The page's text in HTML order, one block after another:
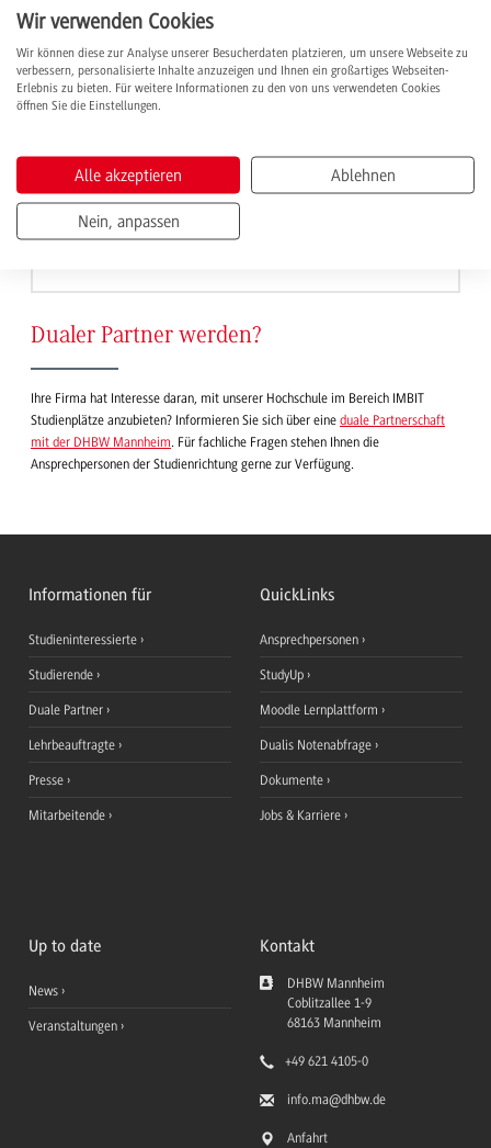
Carl Zeiss AG Oberkochen
cbs Corporate Business Solutions
COSMO CONSULT SI GmbH Mannheim
Dualer Partner werden?
Ihre Firma hat Interesse daran, mit unserer Hochschule im Bereich IMBIT
Studienplätze anzubieten? Informieren Sie sich über eine duale Partnerschaft
mit der DHBW Mannheim. Für fachliche Fragen stehen Ihnen die
Ansprechpersonen der Studienrichtung gerne zur Verfügung.
Informationen für
Studieninteressierte
Studierende
Duale Partner
Lehrbeauftragte
Presse
Mitarbeitende
QuickLinks
Ansprechpersonen
StudyUp
Moodle Lernplattform
Dualis Notenabfrage
Dokumente
Jobs & Karriere
Up to date
News
Veranstaltungen
Kontakt
DHBW Mannheim
Coblitzallee 1-9
68163 Mannheim
+49 621 4105-0
info.ma@dhbw.de
Anfahrt
Wir verwenden Cookies
Wir können diese zur Analyse unserer Besucherdaten platzieren, um unsere Webseite zu
verbessern, personalisierte Inhalte anzuzeigen und Ihnen ein großartiges Webseiten-
Erlebnis zu bieten. Für weitere Informationen zu den von uns verwendeten Cookies
öffnen Sie die Einstellungen.
Alle akzeptieren Ablehnen
Nein, anpassen